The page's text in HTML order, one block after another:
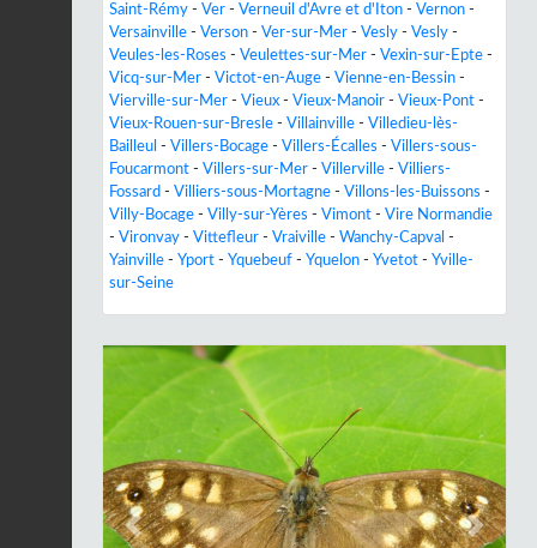
Saint-Rémy - Ver - Verneuil d'Avre et d'Iton - Vernon -
Versainville - Verson - Ver-sur-Mer - Vesly - Vesly -
Veules-les-Roses - Veulettes-sur-Mer - Vexin-sur-Epte -
Vicq-sur-Mer - Victot-en-Auge - Vienne-en-Bessin -
Vierville-sur-Mer - Vieux - Vieux-Manoir - Vieux-Pont -
Vieux-Rouen-sur-Bresle - Villainville - Villedieu-lès-
Bailleul - Villers-Bocage - Villers-Écalles - Villers-sous-
Foucarmont - Villers-sur-Mer - Villerville - Villiers-
Fossard - Villiers-sous-Mortagne - Villons-les-Buissons -
Villy-Bocage - Villy-sur-Yères - Vimont - Vire Normandie
- Vironvay - Vittefleur - Vraiville - Wanchy-Capval -
Yainville - Yport - Yquebeuf - Yquelon - Yvetot - Yville-
sur-Seine
Previous Next